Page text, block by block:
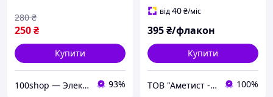
250₴
280 ₴
Купити
100shop — Электроника и расходники / маникюр и салоны красоты! 93%
від40₴/міс
395₴/флакон
Купити
ТОВ "Аметист - 24" 100%